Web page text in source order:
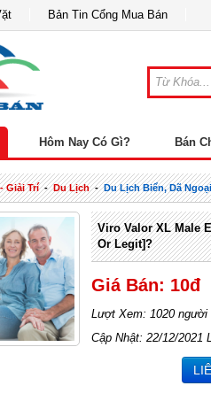
Bản Tin Cổng Mua Bán
Hôm Nay Có Gì? Bán
Giải Trí-Du Lịch-Du Lịch Biển, Dã
Viro Valor XL Male
Or Legit]?
Giá Bán: 10đ
Lượt Xem: 1020 người
Cập Nhật: 22/12/2021